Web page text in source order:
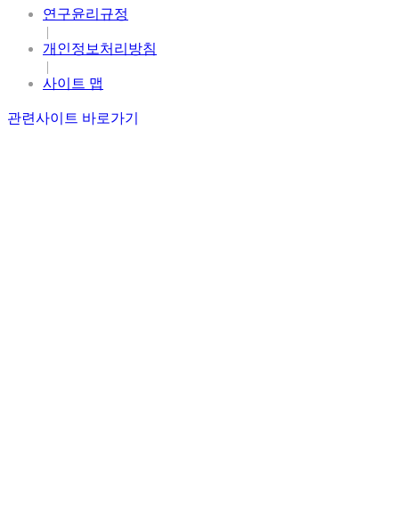
연구윤리규정
|
개인정보처리방침
|
사이트 맵
관련사이트 바로가기